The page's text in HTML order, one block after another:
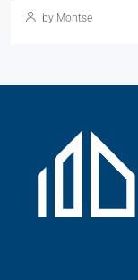
by Montse